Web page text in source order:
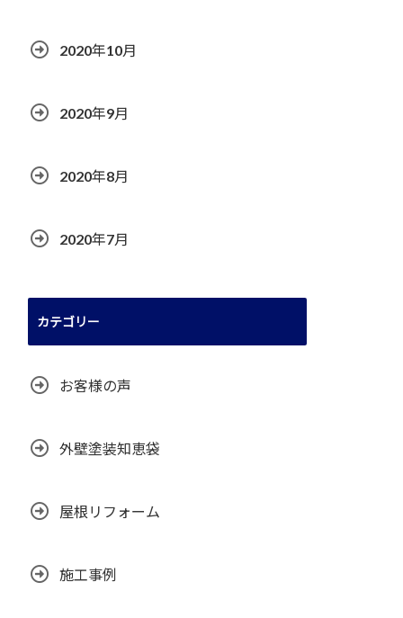
2020年10月
2020年9月
2020年8月
2020年7月
カテゴリー
お客様の声
外壁塗装知恵袋
屋根リフォーム
施工事例